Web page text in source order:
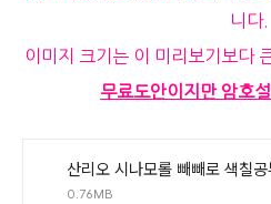
니다.
이미지 크기는 이 미리보기보다
무료도안이지만 암호
0.76MB